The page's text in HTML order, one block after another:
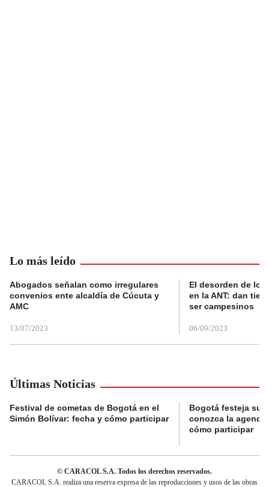
Lo más leído
Abogados señalan como irregulares
convenios ente alcaldía de Cúcuta y
AMC
13/07/2023
El desorden de
en la ANT: dan
ser campesinos
06/09/2023
Últimas Noticias
Festival de cometas de Bogotá en el
Simón Bolívar: fecha y cómo participar
Bogotá festeja su
conozca la
cómo participar
© CARACOL S.A. Todos los derechos reservados.
CARACOL S.A. realiza una reserva expresa de las reproducciones y usos de las obras